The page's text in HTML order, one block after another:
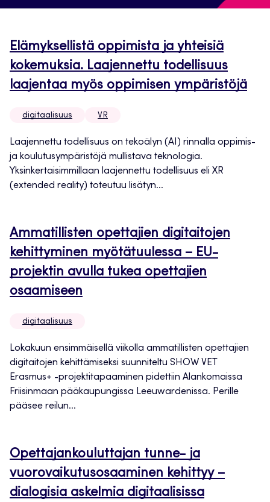
Elämyksellistä oppimista ja yhteisiä
kokemuksia. Laajennettu todellisuus
laajentaa myös oppimisen ympäristöjä
digitaalisuus VR
Laajennettu todellisuus on tekoälyn (AI) rinnalla oppimis-
ja koulutusympäristöjä mullistava teknologia.
Yksinkertaisimmillaan laajennettu todellisuus eli XR
(extended reality) toteutuu lisätyn...
Ammatillisten opettajien digitaitojen
kehittyminen myötätuulessa – EU-
projektin avulla tukea opettajien
osaamiseen
digitaalisuus
Lokakuun ensimmäisellä viikolla ammatillisten opettajien
digitaitojen kehittämiseksi suunniteltu SHOW VET
Erasmus+ -projektitapaaminen pidettiin Alankomaissa
Friisinmaan pääkaupungissa Leeuwardenissa. Perille
pääsee reilun...
Opettajankouluttajan tunne- ja
vuorovaikutusosaaminen kehittyy –
dialogisia askelmia digitaalisissa